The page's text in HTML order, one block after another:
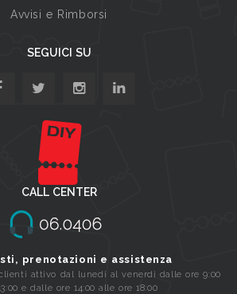
Avvisi e Rimborsi
SEGUICI SU
CALL CENTER
prenotazioni e assistenza
attivo dal lunedi al venerdi dalle ore 9:00
e dalle ore 14:00 alle ore 18:00